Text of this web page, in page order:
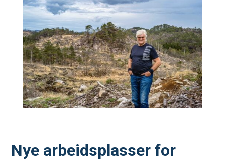
Nye arbeidsplasser for